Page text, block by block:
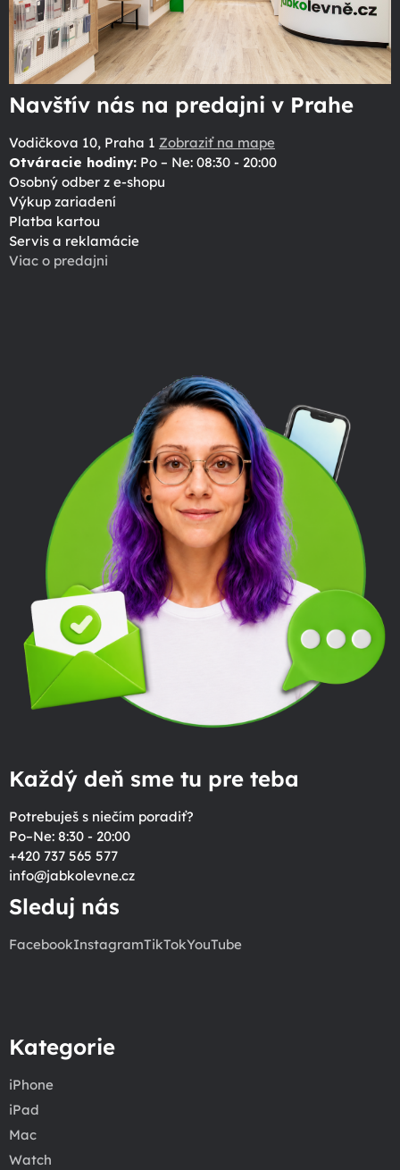
Navštív nás na predajni v Prahe
Vodičkova 10, Praha 1 Zobraziť na mape
Otváracie hodiny: Po – Ne: 08:30 - 20:00
Osobný odber z e-shopu
Výkup zariadení
Platba kartou
Servis a reklamácie
Viac o predajni
Každý deň sme tu pre teba
Potrebuješ s niečím poradiť?
Po–Ne: 8:30 - 20:00
+420 737 565 577
info@jabkolevne.cz
Sleduj nás
FacebookInstagramTikTokYouTube
Kategorie
iPhone
iPad
Mac
Watch